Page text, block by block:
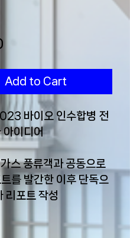
Add to Cart
바이오 인수합병 전
아이디어
스 풍류객과 공동으로
를 발간한 이후 단독으
리포트 작성